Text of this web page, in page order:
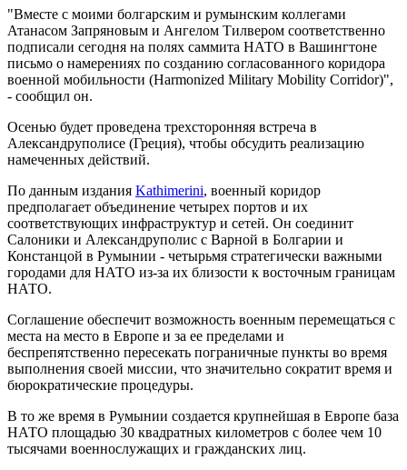
"Вместе с моими болгарским и румынским коллегами
Атанасом Запряновым и Ангелом Тилвером соответственно
подписали сегодня на полях саммита НАТО в Вашингтоне
письмо о намерениях по созданию согласованного коридора
военной мобильности (Harmonized Military Mobility Corridor)",
- сообщил он.
Осенью будет проведена трехсторонняя встреча в
Александруполисе (Греция), чтобы обсудить реализацию
намеченных действий.
По данным издания Kathimerini, военный коридор
предполагает объединение четырех портов и их
соответствующих инфраструктур и сетей. Он соединит
Салоники и Александруполис с Варной в Болгарии и
Констанцой в Румынии - четырьмя стратегически важными
городами для НАТО из-за их близости к восточным границам
НАТО.
Соглашение обеспечит возможность военным перемещаться с
места на место в Европе и за ее пределами и
беспрепятственно пересекать пограничные пункты во время
выполнения своей миссии, что значительно сократит время и
бюрократические процедуры.
В то же время в Румынии создается крупнейшая в Европе база
НАТО площадью 30 квадратных километров с более чем 10
тысячами военнослужащих и гражданских лиц.